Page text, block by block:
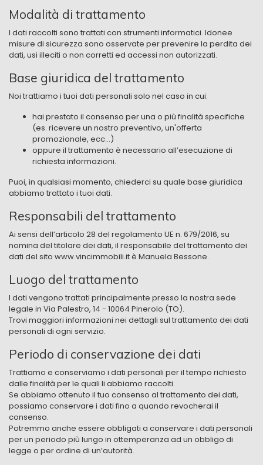
Modalità di trattamento
I dati raccolti sono trattati con strumenti informatici. Idonee
misure di sicurezza sono osservate per prevenire la perdita dei
dati, usi illeciti o non corretti ed accessi non autorizzati.
Base giuridica del trattamento
Noi trattiamo i tuoi dati personali solo nel caso in cui:
hai prestato il consenso per una o più finalità specifiche
(es. ricevere un nostro preventivo, un'offerta
promozionale, ecc…)
oppure il trattamento è necessario all’esecuzione di
richiesta informazioni.
Puoi, in qualsiasi momento, chiederci su quale base giuridica
abbiamo trattato i tuoi dati.
Responsabili del trattamento
Ai sensi dell’articolo 28 del regolamento UE n. 679/2016, su
nomina del titolare dei dati, il responsabile del trattamento dei
dati del sito www.​vincimmobili.it è Manuela Bessone.
Luogo del trattamento
I dati vengono trattati principalmente presso la nostra sede
legale in ​Via Palestro, 14 - 10064 Pinerolo (TO).
Trovi maggiori informazioni nei dettagli sul trattamento dei dati
personali di ogni servizio.
Periodo di conservazione dei dati
Trattiamo e conserviamo i dati personali per il tempo richiesto
dalle finalità per le quali li abbiamo raccolti.
Se abbiamo ottenuto il tuo consenso al trattamento dei dati,
possiamo conservare i dati fino a quando revocherai il
consenso.
Potremmo anche essere obbligati a conservare i dati personali
per un periodo più lungo in ottemperanza ad un obbligo di
legge o per ordine di un’autorità.